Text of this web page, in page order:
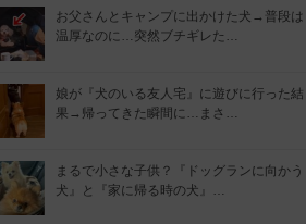
お父さんとキャンプに出かけた犬→普段は
温厚なのに…突然ブチギレた…
娘が『犬のいる友人宅』に遊びに行った結
果→帰ってきた瞬間に…まさ…
まるで小さな子供？『ドッグランに向かう
犬』と『家に帰る時の犬』…